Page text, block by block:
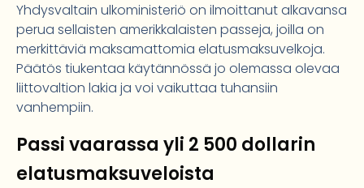
Yhdysvaltain ulkoministeriö on ilmoittanut alkavansa
perua sellaisten amerikkalaisten passeja, joilla on
merkittäviä maksamattomia elatusmaksuvelkoja.
Päätös tiukentaa käytännössä jo olemassa olevaa
liittovaltion lakia ja voi vaikuttaa tuhansiin
vanhempiin.
Passi vaarassa yli 2 500 dollarin
elatusmaksuveloista